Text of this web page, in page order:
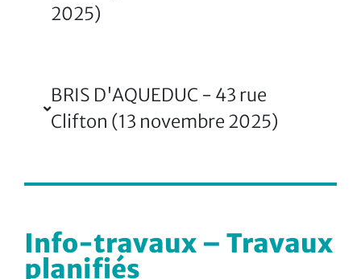
2025)
BRIS D'AQUEDUC - 43 rue
Clifton (13 novembre 2025)
Info-travaux – Travaux
planifiés